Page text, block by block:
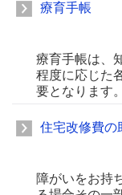
療育手帳
療育手帳は、
程度に応じた
要となります。
住宅改修費の
障がいをお持